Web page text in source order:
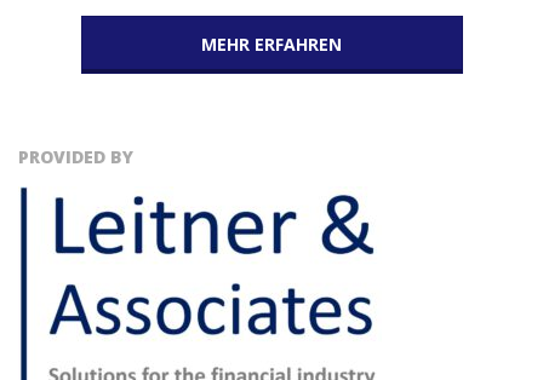
MEHR ERFAHREN
PROVIDED BY